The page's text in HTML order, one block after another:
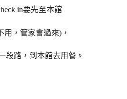
in要先至本館
用，管家會過來)，
段路，到本館去用餐。